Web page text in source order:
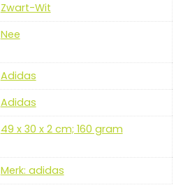
‎Zwart-Wit
‎Nee
‎Adidas
‎Adidas
‎49 x 30 x 2 cm; 160 gram
Merk: adidas